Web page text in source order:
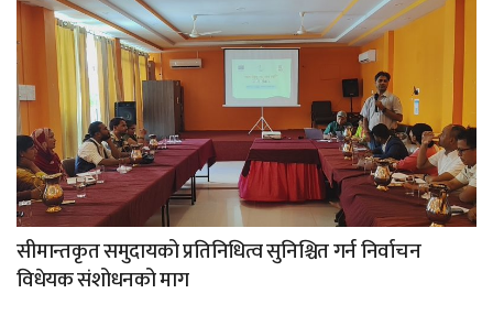
सीमान्तकृत समुदायको प्रतिनिधित्व सुनिश्चित गर्न निर्वाचन
विधेयक संशोधनको माग